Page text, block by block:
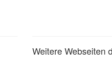
Weitere Webseiten